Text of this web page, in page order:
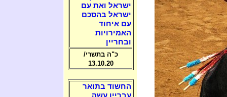
ישראל ואת עם
ישראל בהסכם
עם איחוד
האמירויות
ובחריין
כ"ה בתשרי/
13.10.20
החשוד בתואר